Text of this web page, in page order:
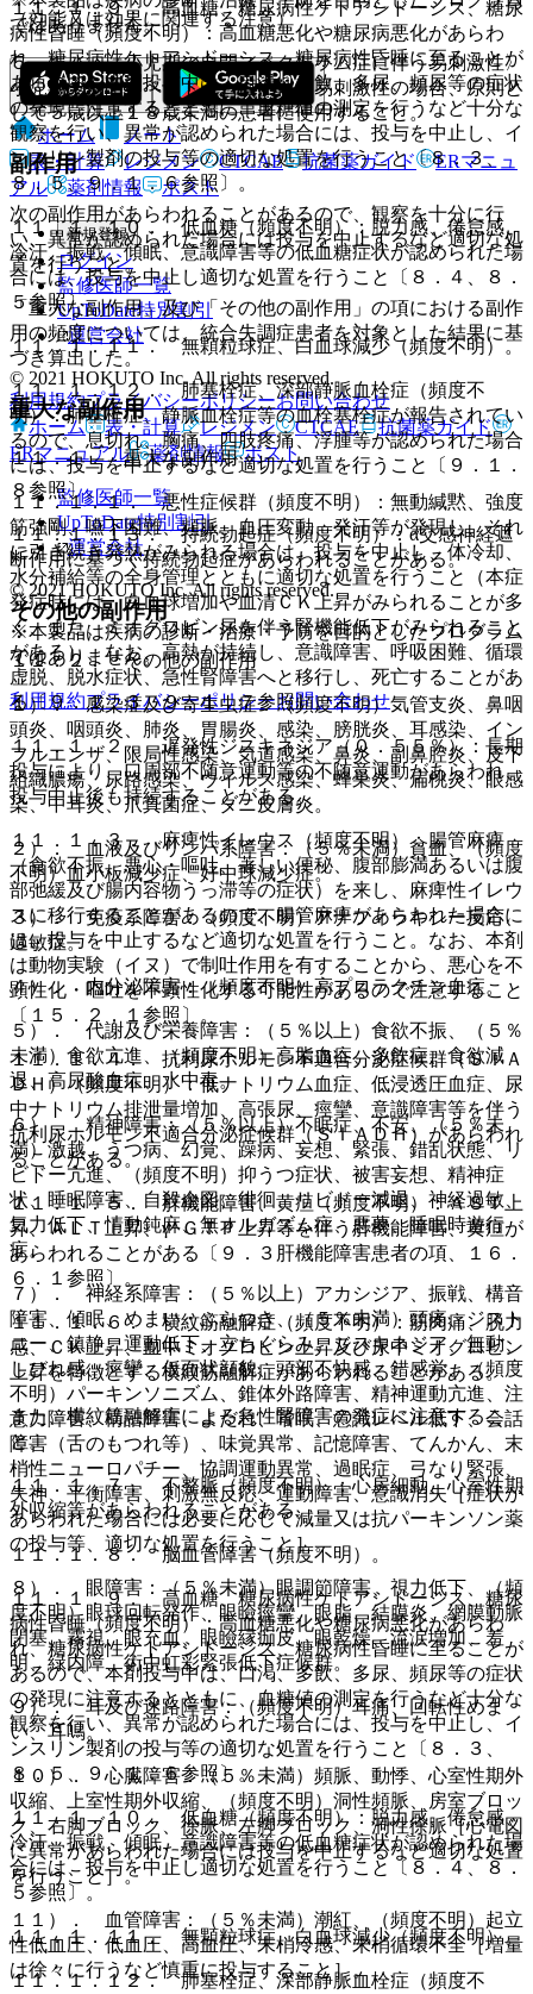
１１．１．９． 高血糖、糖尿病性ケトアシドーシス、糖尿
病性昏睡（頻度不明）：高血糖悪化や糖尿病悪化があらわ
れ、糖尿病性ケトアシドーシス、糖尿病性昏睡に至ることが
あるので、本剤投与中は、口渇、多飲、多尿、頻尿等の症状
の発現に注意するとともに、血糖値の測定を行うなど十分な
観察を行い、異常が認められた場合には、投与を中止し、イ
ンスリン製剤の投与等の適切な処置を行うこと〔８．３、
８．５、９．１．６参照〕。
１１．１．１０． 低血糖（頻度不明）：脱力感、倦怠感、
冷汗、振戦、傾眠、意識障害等の低血糖症状が認められた場
合には、投与を中止し適切な処置を行うこと〔８．４、８．
５参照〕。
１１．１．１１． 無顆粒球症、白血球減少（頻度不明）。
１１．１．１２． 肺塞栓症、深部静脈血栓症（頻度不
明）：肺塞栓症、静脈血栓症等の血栓塞栓症が報告されてい
るので、息切れ、胸痛、四肢疼痛、浮腫等が認められた場合
には、投与を中止するなど適切な処置を行うこと〔９．１．
８参照〕。
１１．１．１３． 持続勃起症（頻度不明）：α交感神経遮
断作用に基づく持続勃起症があらわれることがある。
その他の副作用
１１．２． その他の副作用
１）． 感染症及び寄生虫症：（頻度不明）気管支炎、鼻咽
頭炎、咽頭炎、肺炎、胃腸炎、感染、膀胱炎、耳感染、イン
フルエンザ、限局性感染、気道感染、鼻炎、副鼻腔炎、皮下
組織膿瘍、尿路感染、ウイルス感染、蜂巣炎、扁桃炎、眼感
染、中耳炎、爪真菌症、ダニ皮膚炎。
２）． 血液及びリンパ系障害：（５％未満）貧血、（頻度
不明）血小板減少症、好中球減少症。
３）． 免疫系障害：（頻度不明）アナフィラキシー反応、
過敏症。
４）． 内分泌障害：（頻度不明）高プロラクチン血症。
５）． 代謝及び栄養障害：（５％以上）食欲不振、（５％
未満）食欲亢進、（頻度不明）高脂血症、多飲症、食欲減
退、高尿酸血症、水中毒。
６）． 精神障害：（５％以上）不眠症、不安、（５％未
満）激越、うつ病、幻覚、躁病、妄想、緊張、錯乱状態、リ
ビドー亢進、（頻度不明）抑うつ症状、被害妄想、精神症
状、睡眠障害、自殺企図、徘徊、リビドー減退、神経過敏、
気力低下、情動鈍麻、無オルガズム症、悪夢、睡眠時遊行
症。
７）． 神経系障害：（５％以上）アカシジア、振戦、構音
障害、傾眠、めまい・ふらつき、（５％未満）頭痛、ジスト
ニー、鎮静、運動低下、立ちくらみ、ジスキネジア、無動、
しびれ感、痙攣、仮面状顔貌、頭部不快感、錯感覚、（頻度
不明）パーキンソニズム、錐体外路障害、精神運動亢進、注
意力障害、構語障害、よだれ、嗜眠、意識レベル低下、会話
障害（舌のもつれ等）、味覚異常、記憶障害、てんかん、末
梢性ニューロパチー、協調運動異常、過眠症、弓なり緊張、
失神、平衡障害、刺激無反応、運動障害、意識消失［症状が
あらわれた場合には必要に応じて減量又は抗パーキンソン薬
の投与等、適切な処置を行うこと］。
８）． 眼障害：（５％未満）眼調節障害、視力低下、（頻
度不明）眼球回転発作、眼瞼痙攣、眼脂、結膜炎、網膜動脈
閉塞、霧視、眼充血、眼瞼縁痂皮、眼乾燥、流涙増加、羞
明、緑内障、術中虹彩緊張低下症候群。
９）． 耳及び迷路障害：（頻度不明）耳痛、回転性めま
い、耳鳴。
１０）． 心臓障害：（５％未満）頻脈、動悸、心室性期外
収縮、上室性期外収縮、（頻度不明）洞性頻脈、房室ブロッ
ク、右脚ブロック、徐脈、左脚ブロック、洞性徐脈［心電図
に異常があらわれた場合には投与を中止するなど適切な処置
を行うこと］。
１１）． 血管障害：（５％未満）潮紅、（頻度不明）起立
性低血圧、低血圧、高血圧、末梢冷感、末梢循環不全［増量
は徐々に行うなど慎重に投与すること］。
（効能又は効果に関連する注意）
５．１． 〈小児期の自閉スペクトラム症に伴う易刺激性〉
小児期の自閉スペクトラム症に伴う易刺激性の場合、原則と
して５歳以上１８歳未満の患者に使用すること。
副作用
次の副作用があらわれることがあるので、観察を十分に行
い、異常が認められた場合には投与を中止するなど適切な処
置を行うこと。
「重大な副作用」及び「その他の副作用」の項における副作
用の頻度については、統合失調症患者を対象とした結果に基
づき算出した。
重大な副作用
１１．１． 重大な副作用
１１．１．１． 悪性症候群（頻度不明）：無動緘黙、強度
筋強剛、嚥下困難、頻脈、血圧変動、発汗等が発現し、それ
に引き続き発熱がみられる場合は、投与を中止し、体冷却、
水分補給等の全身管理とともに適切な処置を行うこと（本症
発症時には、白血球増加や血清ＣＫ上昇がみられることが多
く、また、ミオグロビン尿を伴う腎機能低下がみられること
がある）、なお、高熱が持続し、意識障害、呼吸困難、循環
虚脱、脱水症状、急性腎障害へと移行し、死亡することがあ
る〔９．１．３、９．１．７参照〕。
１１．１．２． 遅発性ジスキネジア（０．５５％）：長期
投与により、口周部不随意運動等の不随意運動があらわれ、
投与中止後も持続することがある。
１１．１．３． 麻痺性イレウス（頻度不明）：腸管麻痺
（食欲不振、悪心・嘔吐、著しい便秘、腹部膨満あるいは腹
部弛緩及び腸内容物うっ滞等の症状）を来し、麻痺性イレウ
スに移行することがあるので、腸管麻痺があらわれた場合に
は、投与を中止するなど適切な処置を行うこと。なお、本剤
は動物実験（イヌ）で制吐作用を有することから、悪心を不
顕性化・嘔吐を不顕性化する可能性があるので注意すること
〔１５．２．１参照〕。
１１．１．４． 抗利尿ホルモン不適合分泌症候群（ＳＩＡ
ＤＨ）（頻度不明）：低ナトリウム血症、低浸透圧血症、尿
中ナトリウム排泄量増加、高張尿、痙攣、意識障害等を伴う
抗利尿ホルモン不適合分泌症候群（ＳＩＡＤＨ）があらわれ
ることがある。
１１．１．５． 肝機能障害、黄疸（頻度不明）：ＡＳＴ上
昇、ＡＬＴ上昇、γ−ＧＴＰ上昇等を伴う肝機能障害、黄疸が
あらわれることがある〔９．３肝機能障害患者の項、１６．
６．１参照〕。
１１．１．６． 横紋筋融解症（頻度不明）：筋肉痛、脱力
感、ＣＫ上昇、血中ミオグロビン上昇及び尿中ミオグロビン
上昇を特徴とする横紋筋融解症があらわれることがある。
また、横紋筋融解症による急性腎障害の発症に注意するこ
と。
１１．１．７． 不整脈（頻度不明）：心房細動、心室性期
外収縮等があらわれることがある。
１１．１．８． 脳血管障害（頻度不明）。
１１．１．９． 高血糖、糖尿病性ケトアシドーシス、糖尿
病性昏睡（頻度不明）：高血糖悪化や糖尿病悪化があらわ
れ、糖尿病性ケトアシドーシス、糖尿病性昏睡に至ることが
あるので、本剤投与中は、口渇、多飲、多尿、頻尿等の症状
の発現に注意するとともに、血糖値の測定を行うなど十分な
観察を行い、異常が認められた場合には、投与を中止し、イ
ンスリン製剤の投与等の適切な処置を行うこと〔８．３、
８．５、９．１．６参照〕。
１１．１．１０． 低血糖（頻度不明）：脱力感、倦怠感、
冷汗、振戦、傾眠、意識障害等の低血糖症状が認められた場
合には、投与を中止し適切な処置を行うこと〔８．４、８．
５参照〕。
１１．１．１１． 無顆粒球症、白血球減少（頻度不明）。
１１．１．１２． 肺塞栓症、深部静脈血栓症（頻度不
ではありません。
ホーム
ノート
表・計算
レジメン CTCAE 抗菌薬ガイド
ERマニュ
アル
薬剤情報 ポスト
新規登録
ログイン
監修医師一覧
UpToDate特別割引
運営会社
© 2021 HOKUTO Inc. All rights reserved.
利用規約プライバシーポリシーお問い合わせ
ホーム
表・計算 レジメン CTCAE
抗菌薬ガイド
ERマニュアル
薬剤情報 ポスト
監修医師一覧
UpToDate特別割引
運営会社
© 2021 HOKUTO Inc. All rights reserved.
※本製品は疾病の診断・治療・予防を目的としたプログラム
ではありません。
利用規約プライバシーポリシーお問い合わせ